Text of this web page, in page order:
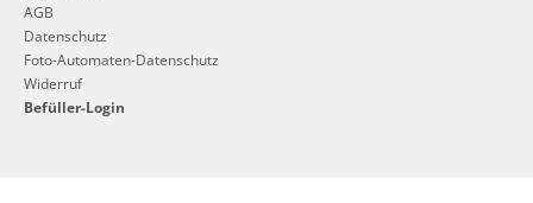
AGB
Datenschutz
Foto-Automaten-Datenschutz
Widerruf
Befüller-Login